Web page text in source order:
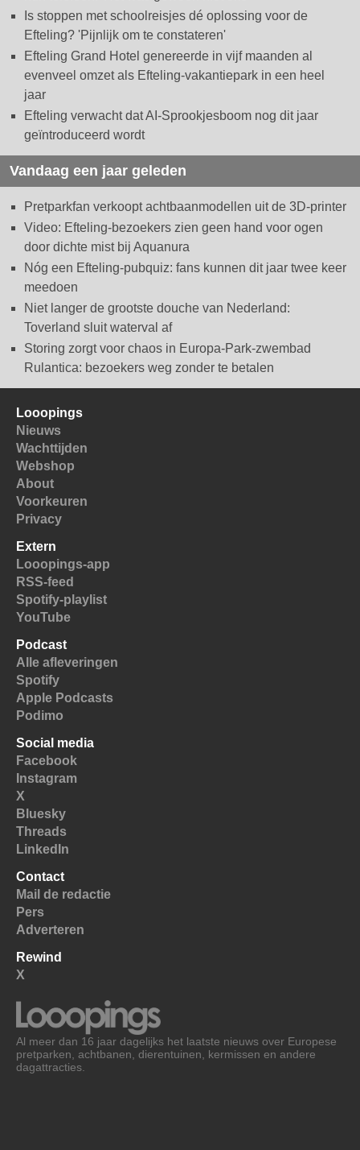
Is stoppen met schoolreisjes dé oplossing voor de
Efteling? 'Pijnlijk om te constateren'
Efteling Grand Hotel genereerde in vijf maanden al
evenveel omzet als Efteling-vakantiepark in een heel
jaar
Efteling verwacht dat AI-Sprookjesboom nog dit jaar
geïntroduceerd wordt
Vandaag een jaar geleden
Pretparkfan verkoopt achtbaanmodellen uit de 3D-printer
Video: Efteling-bezoekers zien geen hand voor ogen
door dichte mist bij Aquanura
Nóg een Efteling-pubquiz: fans kunnen dit jaar twee keer
meedoen
Niet langer de grootste douche van Nederland:
Toverland sluit waterval af
Storing zorgt voor chaos in Europa-Park-zwembad
Rulantica: bezoekers weg zonder te betalen
Looopings
Nieuws
Wachttijden
Webshop
About
Voorkeuren
Privacy
Extern
Looopings-app
RSS-feed
Spotify-playlist
YouTube
Podcast
Alle afleveringen
Spotify
Apple Podcasts
Podimo
Social media
Facebook
Instagram
X
Bluesky
Threads
LinkedIn
Contact
Mail de redactie
Pers
Adverteren
Rewind
X
Al meer dan 16 jaar dagelijks het laatste nieuws over Europese
pretparken, achtbanen, dierentuinen, kermissen en andere
dagattracties.